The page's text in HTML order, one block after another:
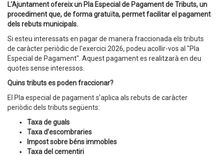
L’Ajuntament ofereix un Pla Especial de Pagament de Tributs, un
procediment que, de forma gratuïta, permet facilitar el pagament
dels rebuts municipals.
Si esteu interessats en pagar de manera fraccionada els tributs
de caràcter periòdic de l'exercici 2026, podeu acollir-vos al "Pla
Especial de Pagament". Aquest pagament es realitzarà en deu
quotes sense interessos.
Quins tributs es poden fraccionar?
El Pla especial de pagament s’aplica als rebuts de caràcter
periòdic dels tributs següents:
Taxa de guals
Taxa d’escombraries
Impost sobre béns immobles
Taxa del cementiri